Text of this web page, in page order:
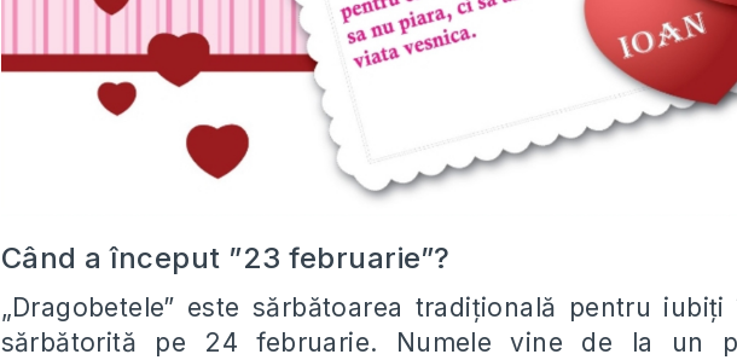
Când a început ”23 februarie”?
„Dragobetele” este sărbătoarea tradițională pentru iubiți
sărbătorită pe 24 februarie. Numele vine de la un